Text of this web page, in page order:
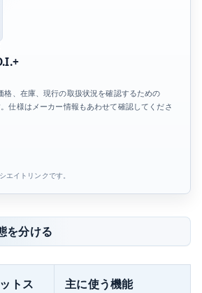
格、在庫、現行の取扱状況を確認するための
仕様はメーカー情報もあわせて確認してくださ
エイトリンクです。
を分ける
トス
主に使う機能